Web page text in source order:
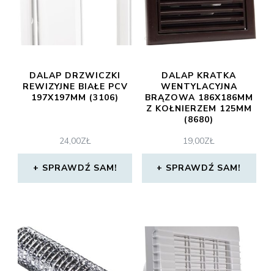
DALAP DRZWICZKI
REWIZYJNE BIAŁE PCV
197X197MM (3106)
24,00ZŁ
SPRAWDŹ SAM!
DALAP KRATKA
WENTYLACYJNA
BRĄZOWA 186X186MM
Z KOŁNIERZEM 125MM
(8680)
19,00ZŁ
SPRAWDŹ SAM!